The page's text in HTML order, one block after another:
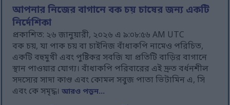
আপনার নিজের বাগানে বক চয় চাষের জন্য একটি
নির্দেশিকা
প্রকাশিত: ২৬ জানুয়ারী, ২০২৬ এ ৯:০৮:৫৬ AM UTC
বক চয়, যা পাক চয় বা চাইনিজ বাঁধাকপি নামেও পরিচিত,
একটি বহুমুখী এবং পুষ্টিকর সবজি যা প্রতিটি বাড়ির বাগানে
স্থান পাওয়ার যোগ্য। বাঁধাকপি পরিবারের এই দ্রুত বর্ধনশীল
সদস্যের সাদা কাণ্ড এবং কোমল সবুজ পাতা ভিটামিন এ, সি
এবং কে সমৃদ্ধ।আরও পড়ুন...